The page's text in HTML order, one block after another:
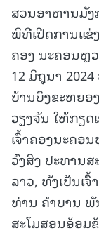
ສວນອາຫານມັ
ພິທີເປີດການແຂ່
ຄອງ ນະຄອນຫຼ
12 ມິຖຸນາ
ບ້ານບຶງຂະຫຍອ
ວຽງຈັນ ໃຫ້ກຽດ
ເຈົ້າຄອງນະຄອ
ວົງສິງ ປະທານ
ລາວ, ທັງເປັນເ
ທ່ານ ຄຳບານ ພັ
ສະໂມສອນອ້ອມ